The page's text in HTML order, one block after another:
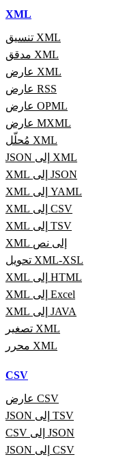
XML
تنسيق XML
مدقق XML
عارض XML
عارض RSS
عارض OPML
عارض MXML
مُحلّل XML
JSON إلى XML
XML إلى JSON
XML إلى YAML
XML إلى CSV
XML إلى TSV
XML إلى نص
تحويل XML-XSL
XML إلى HTML
XML إلى Excel
XML إلى JAVA
تصغير XML
محرر XML
CSV
عارض CSV
JSON إلى TSV
CSV إلى JSON
JSON إلى CSV